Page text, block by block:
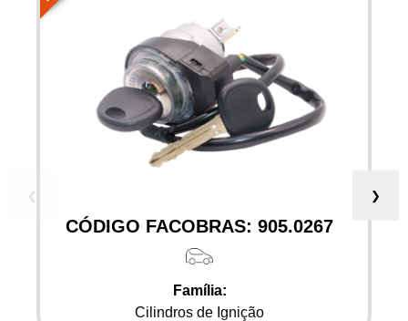
CÓDIGO FACOBRAS: 905.0267
Família:
Cilindros de Ignição
❮ ❯